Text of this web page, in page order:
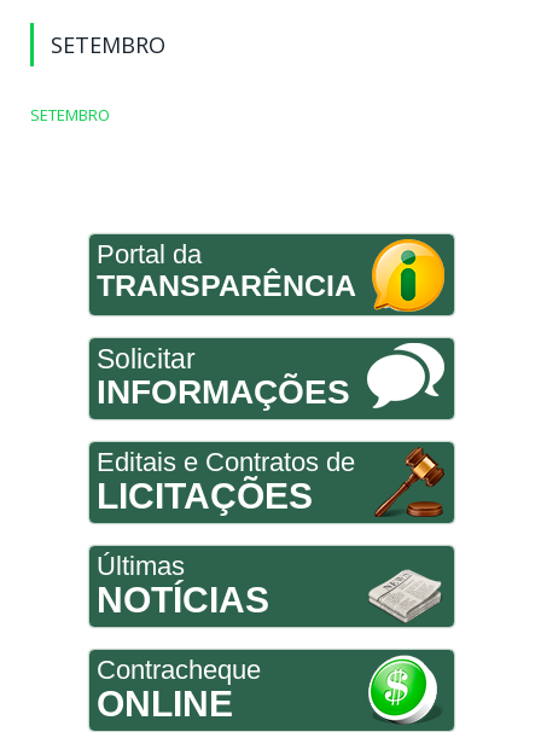
SETEMBRO
SETEMBRO
Portal da
TRANSPARÊNCIA
Solicitar
INFORMAÇÕES
Editais e Contratos de
LICITAÇÕES
Últimas
NOTÍCIAS
Contracheque
ONLINE